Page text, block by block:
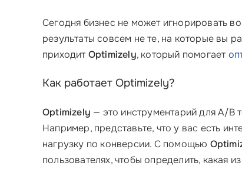
Сегодня бизнес не может игнорировать
результаты совсем не те, на которые вы
приходитOptimizely, который помогает
Как работает Optimizely?
Optimizely — это инструментарий для A/B
Например, представьте, что у вас есть
нагрузку по конверсии. С помощью
пользователях, чтобы определить, какая